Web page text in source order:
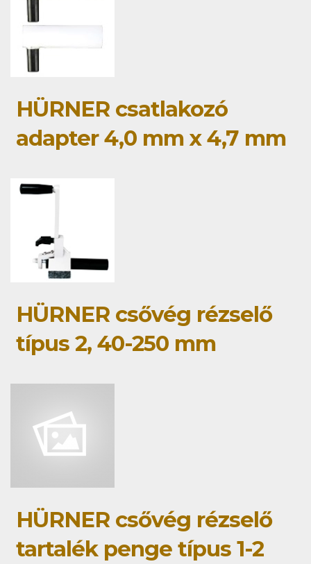
HÜRNER csatlakozó
adapter 4,0 mm x 4,7 mm
HÜRNER csővég rézselő
típus 2, 40-250 mm
HÜRNER csővég rézselő
tartalék penge típus 1-2